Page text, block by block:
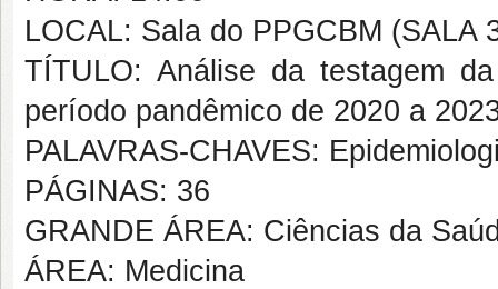
LOCAL: Sala do PPGCBM (SALA
TÍTULO: Análise da testagem
período pandêmico de 2020 a
PALAVRAS-CHAVES:
PÁGINAS: 36
GRANDE ÁREA: Ciências da
ÁREA: Medicina